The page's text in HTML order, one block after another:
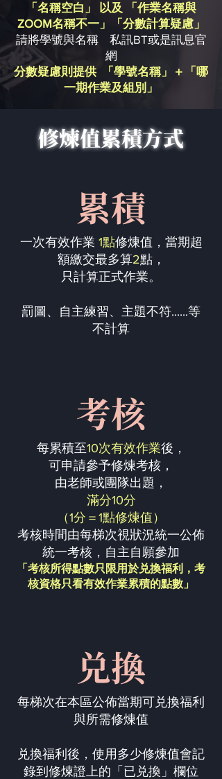
「名稱空白」 以及 「作業名稱與
ZOOM名稱不一」「分數計算疑慮」
請將學號與名稱 私訊BT或是訊息官
網
分數疑慮則提供 「學號名稱」＋「哪
一期作業及組別」
修煉值累積方式
累積
一次有效作業 1點修煉值，當期超
額繳交最多算2點，
只計算正式作業。
罰圖、自主練習、主題不符......等
不計算
考核
每累積至10次有效作業後，
可申請參予修煉考核，
由老師或團隊出題，
滿分10分
（1分＝1點修煉值）
考核時間由每梯次視狀況統一公佈
統一考核，自主自願參加
「考核所得點數只限用於兑換福利， 考
核資格只看有效作業累積的點數」
兑換
每梯次在本區公佈當期可兑換福利
與所需修煉值
兑換福利後，使用多少修煉值會記
錄到修煉證上的「已兑換」欄位